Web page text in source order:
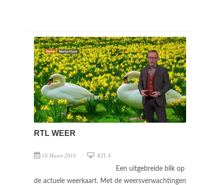
RTL WEER
16 Maart 2016 RTL 4
Een uitgebreide blik op
de actuele weerkaart. Met de weersverwachtingen